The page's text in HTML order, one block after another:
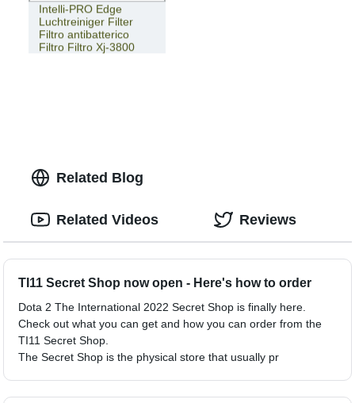
Intelli-PRO Edge
Luchtreiniger Filter
Filtro antibatterico
Filtro Filtro Xj-3800
Related Blog
TI11 Secret Shop now open - Here's how to order
Dota 2 The International 2022 Secret Shop is finally here.
Check out what you can get and how you can order from the
TI11 Secret Shop.
The Secret Shop is the physical store that usually pr
Related Videos Reviews